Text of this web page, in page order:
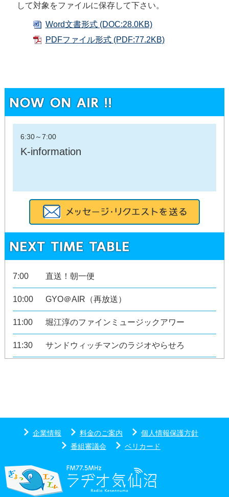
して対象をファイルに保存して下さい。
Word文書形式 (DOC:28.0KB)
PDFファイル形式 (PDF:77.2KB)
6:30～7:00
K-information
7:00 直送！朝一便
10:00 GYO＠AIR（再放送）
11:00 堀江淳のファインミュージックアワー
11:30 サンドウィッチマンのラジオやらせろ
16:00 TurnTable775
17:00 CROSS 5 RADIO
企業情報 料金のご案内
個人情報保護方針
番組審議会
ベリカード